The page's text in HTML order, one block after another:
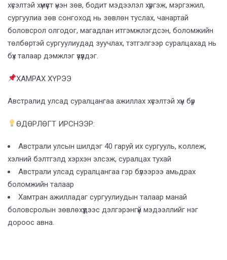
хүсэлтэй хүмүүст үнэн зөв, бодит мэдээлэл хүргэж, мэргэжил,
сургуулиа зөв сонгоход нь зөвлөн туслах, чанартай
боловсрол олгодог, магадлан итгэмжлэгдсэн, боломжийн
төлбөртэй сургуулиудад зуучлах, тэтгэлгээр суралцахад нь
бүх талаар дэмжлэг үзүүлдэг.
ХАМРАХ ХҮРЭЭ
Австралид улсад суралцангаа ажиллах хүсэлтэй хүн бүр
ӨДӨРЛӨГТ ИРСНЭЭР:
Австрали улсын шилдэг 40 гаруй их сургууль, коллеж,
хэлний бэлтгэлд хэрхэн элсэж, суралцах тухай
Австрали улсад суралцангаа гэр бүлээрээ амьдрах
боломжийн талаар
Хамтран ажилладаг сургуулиудын талаар манай
боловсролын зөвлөхүүдээс дэлгэрэнгүй мэдээллийг нэг
дороос авна.